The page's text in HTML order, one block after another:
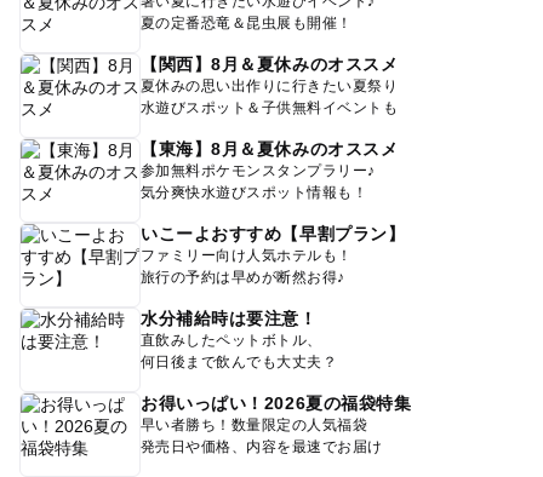
夏の定番恐竜＆昆虫展も開催！
【関西】8月＆夏休みのオススメ
夏休みの思い出作りに行きたい夏祭り
水遊びスポット＆子供無料イベントも
【東海】8月＆夏休みのオススメ
参加無料ポケモンスタンプラリー♪
気分爽快水遊びスポット情報も！
いこーよおすすめ【早割プラン】
ファミリー向け人気ホテルも！
旅行の予約は早めが断然お得♪
水分補給時は要注意！
直飲みしたペットボトル、
何日後まで飲んでも大丈夫？
お得いっぱい！2026夏の福袋特集
早い者勝ち！数量限定の人気福袋
発売日や価格、内容を最速でお届け